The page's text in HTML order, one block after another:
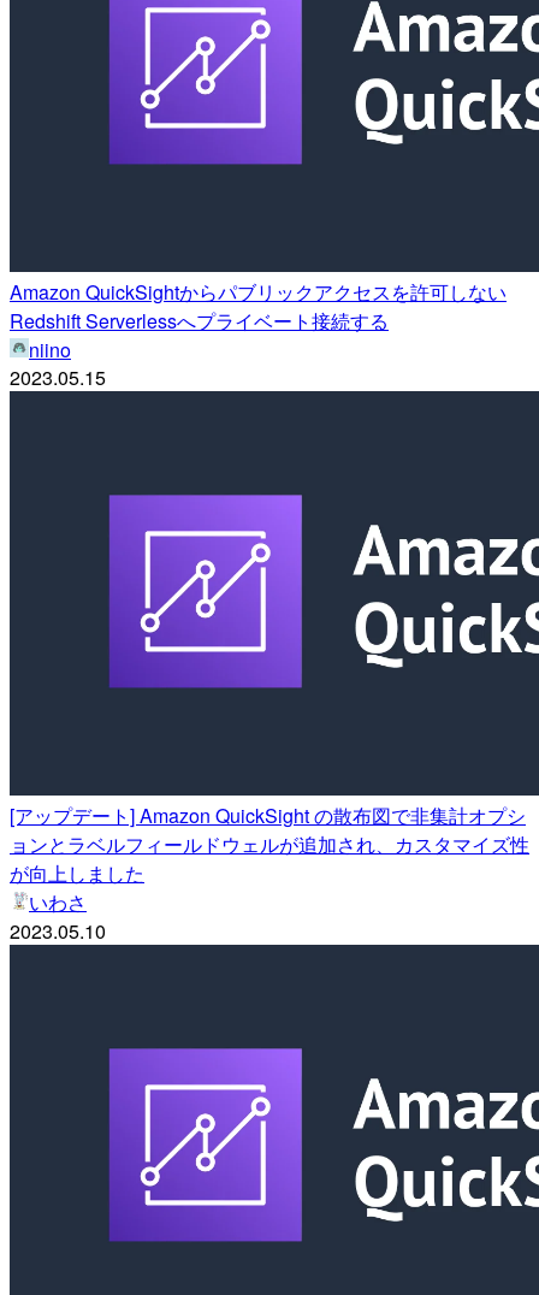
Amazon QuickSightからパブリックアクセスを許可しない
Redshift Serverlessへプライベート接続する
niino
2023.05.15
[アップデート] Amazon QuickSight の散布図で非集計オプシ
ョンとラベルフィールドウェルが追加され、カスタマイズ性
が向上しました
いわさ
2023.05.10